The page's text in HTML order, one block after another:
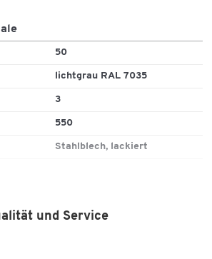
50
lichtgrau RAL 7035
3
550
Stahlblech, lackiert
und Service